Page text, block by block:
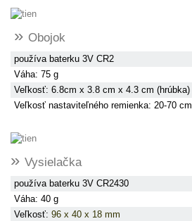
» Obojok
používa baterku 3V CR2
Váha: 75 g
Veľkosť: 6.8cm x 3.8 cm x 4.3 cm (hrúbka)
Veľkosť nastaviteľného remienka: 20-70 cm
» Vysielačka
používa baterku 3V CR2430
Váha: 40 g
Veľkosť: 96 x 40 x 18 mm